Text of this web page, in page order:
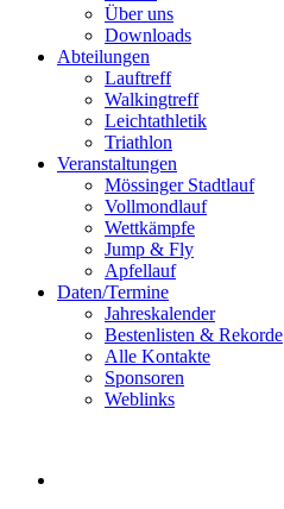
Über uns
Downloads
Abteilungen
Lauftreff
Walkingtreff
Leichtathletik
Triathlon
Veranstaltungen
Mössinger Stadtlauf
Vollmondlauf
Wettkämpfe
Jump & Fly
Apfellauf
Daten/Termine
Jahreskalender
Bestenlisten & Rekorde
Alle Kontakte
Sponsoren
Weblinks